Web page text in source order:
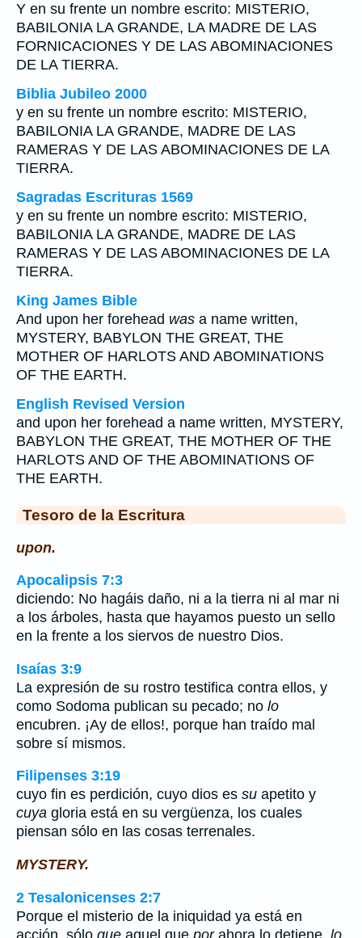
Y en su frente un nombre escrito: MISTERIO,
BABILONIA LA GRANDE, LA MADRE DE LAS
FORNICACIONES Y DE LAS ABOMINACIONES
DE LA TIERRA.
Biblia Jubileo 2000
y en su frente un nombre escrito: MISTERIO,
BABILONIA LA GRANDE, MADRE DE LAS
RAMERAS Y DE LAS ABOMINACIONES DE LA
TIERRA.
Sagradas Escrituras 1569
y en su frente un nombre escrito: MISTERIO,
BABILONIA LA GRANDE, MADRE DE LAS
RAMERAS Y DE LAS ABOMINACIONES DE LA
TIERRA.
King James Bible
And upon her forehead was a name written,
MYSTERY, BABYLON THE GREAT, THE
MOTHER OF HARLOTS AND ABOMINATIONS
OF THE EARTH.
English Revised Version
and upon her forehead a name written, MYSTERY,
BABYLON THE GREAT, THE MOTHER OF THE
HARLOTS AND OF THE ABOMINATIONS OF
THE EARTH.
Tesoro de la Escritura
upon.
Apocalipsis 7:3
diciendo: No hagáis daño, ni a la tierra ni al mar ni
a los árboles, hasta que hayamos puesto un sello
en la frente a los siervos de nuestro Dios.
Isaías 3:9
La expresión de su rostro testifica contra ellos, y
como Sodoma publican su pecado; no lo
encubren. ¡Ay de ellos!, porque han traído mal
sobre sí mismos.
Filipenses 3:19
cuyo fin es perdición, cuyo dios es su apetito y
cuya gloria está en su vergüenza, los cuales
piensan sólo en las cosas terrenales.
MYSTERY.
2 Tesalonicenses 2:7
Porque el misterio de la iniquidad ya está en
acción, sólo que aquel que porahora lo detiene, lo